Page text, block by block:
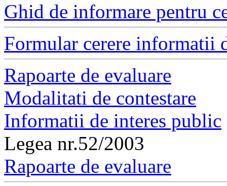
Ghid de informare pentru
Formular cerere informatii
Rapoarte de evaluare
Modalitati de contestare
Informatii de interes public
Legea nr.52/2003
Rapoarte de evaluare